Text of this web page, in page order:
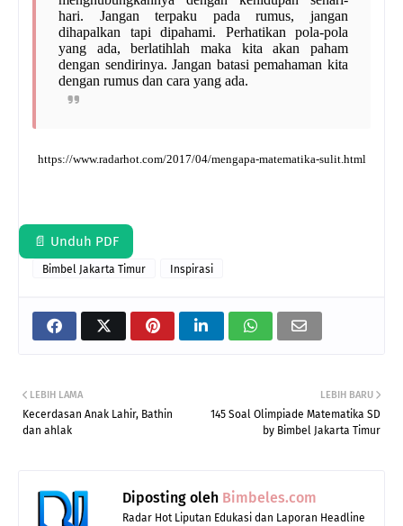
hari. Jangan terpaku pada rumus, jangan
dihapalkan tapi dipahami. Perhatikan pola-pola
yang ada, berlatihlah maka kita akan paham
dengan sendirinya. Jangan batasi pemahaman kita
dengan rumus dan cara yang ada.
https://www.radarhot.com/2017/04/mengapa-matematika-sulit.html
📄 Unduh PDF
Bimbel Jakarta Timur Inspirasi
LEBIH BARU
145 Soal Olimpiade Matematika SD
by Bimbel Jakarta Timur
LEBIH LAMA
Kecerdasan Anak Lahir, Bathin
dan ahlak
Diposting oleh Bimbeles.com
Radar Hot Liputan Edukasi dan Laporan Headline